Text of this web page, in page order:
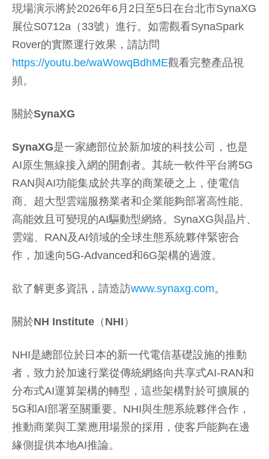
現場演示將於2026年6月2日至5日在台北市SynaXG
展位S0712a（33號）進行。如需觀看SynaSpark
Rover的實際運行效果，請訪問
https://youtu.be/waWowqBdhME觀看完整產品視
頻。
關於SynaXG
SynaXG是一家總部位於新加坡的科技公司，也是
AI原生無線接入網的開創者。其統一軟件平台將5G
RAN與AI功能集成於共享的商業硬之上，使電信
商、超大型雲端服務業者和企業能夠部署高性能、
高能效且可變現的AI驅動型網絡。SynaXG與晶片、
雲端、RAN及AI領域的全球生態系統夥伴緊密合
作，加速向5G-Advanced和6G架構的過渡。
欲了解更多資訊，請造訪www.synaxg.com。
關於NH Institute（NHI）
NHI是總部位於日本的新一代電信基礎設施的推動
者，致力於加速行業從傳統網絡向共享式AI-RAN和
分布式AI運算架構的轉型，這些架構對於可擴展的
5G和AI部署至關重要。NHI與生態系統夥伴合作，
推動商業與工業應用場景的採用，使客戶能夠在邊
緣側提供本地AI推論。